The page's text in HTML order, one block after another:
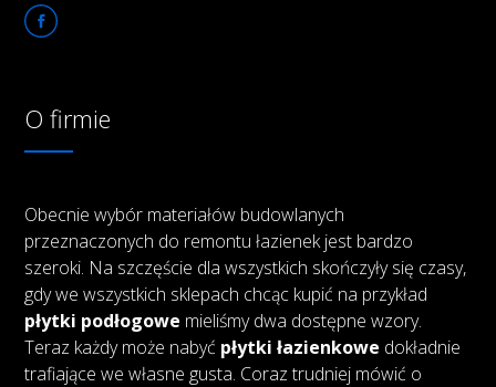
O firmie
Obecnie wybór materiałów budowlanych
przeznaczonych do remontu łazienek jest bardzo
szeroki. Na szczęście dla wszystkich skończyły się czasy,
gdy we wszystkich sklepach chcąc kupić na przykład
płytki podłogowe mieliśmy dwa dostępne wzory.
Teraz każdy może nabyć płytki łazienkowe dokładnie
trafiające we własne gusta. Coraz trudniej mówić o